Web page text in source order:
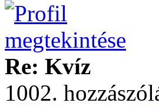
Re: Kvíz
1002.